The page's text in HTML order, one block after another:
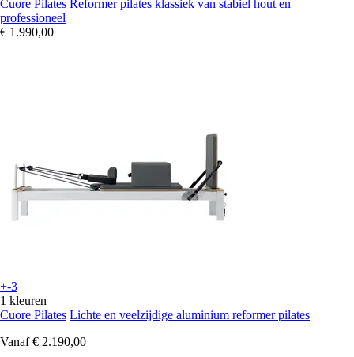
Cuore Pilates Reformer pilates klassiek van stabiel hout en
professioneel
€ 1.990,00
+-3
1 kleuren
Cuore Pilates Lichte en veelzijdige aluminium reformer pilates
Vanaf € 2.190,00